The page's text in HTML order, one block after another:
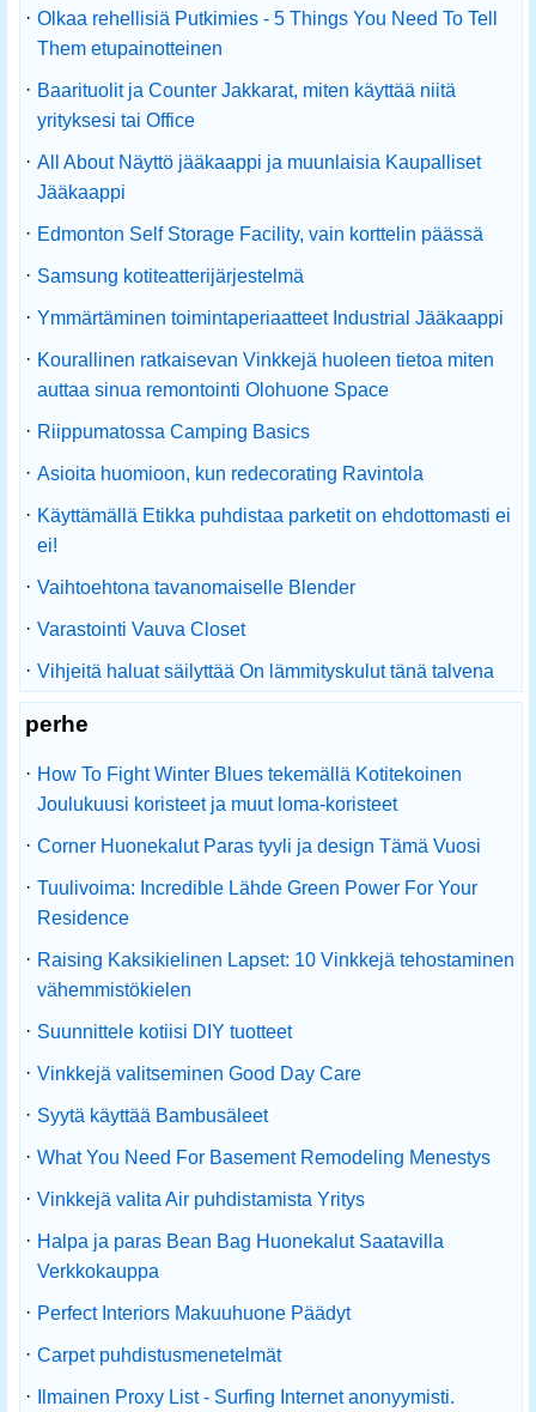
· Olkaa rehellisiä Putkimies - 5 Things You Need To Tell
Them etupainotteinen
· Baarituolit ja Counter Jakkarat, miten käyttää niitä
yrityksesi tai Office
· All About Näyttö jääkaappi ja muunlaisia ​​Kaupalliset
Jääkaappi
· Edmonton Self Storage Facility, vain korttelin päässä
· Samsung kotiteatterijärjestelmä
· Ymmärtäminen toimintaperiaatteet Industrial Jääkaappi
· Kourallinen ratkaisevan Vinkkejä huoleen tietoa miten
auttaa sinua remontointi Olohuone Space
· Riippumatossa Camping Basics
· Asioita huomioon, kun redecorating Ravintola
· Käyttämällä Etikka puhdistaa parketit on ehdottomasti ei
ei!
· Vaihtoehtona tavanomaiselle Blender
· Varastointi Vauva Closet
· Vihjeitä haluat säilyttää On lämmityskulut tänä talvena
perhe
· How To Fight Winter Blues tekemällä Kotitekoinen
Joulukuusi koristeet ja muut loma-koristeet
· Corner Huonekalut Paras tyyli ja design Tämä Vuosi
· Tuulivoima: Incredible Lähde Green Power For Your
Residence
· Raising Kaksikielinen Lapset: 10 Vinkkejä tehostaminen
vähemmistökielen
· Suunnittele kotiisi DIY tuotteet
· Vinkkejä valitseminen Good Day Care
· Syytä käyttää Bambusäleet
· What You Need For Basement Remodeling Menestys
· Vinkkejä valita Air puhdistamista Yritys
· Halpa ja paras Bean Bag Huonekalut Saatavilla
Verkkokauppa
· Perfect Interiors Makuuhuone Päädyt
· Carpet puhdistusmenetelmät
·
Ilmainen Proxy List - Surfing Internet anonyymisti.